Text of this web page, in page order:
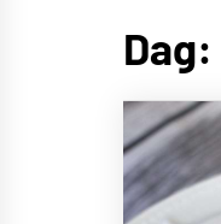
Dag: